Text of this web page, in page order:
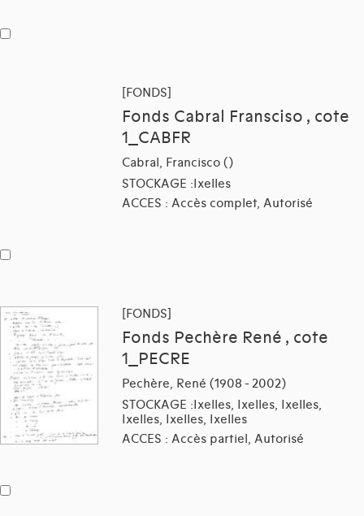
[FONDS]
Fonds Cabral Fransciso , cote
1_CABFR
Cabral, Francisco ()
STOCKAGE :Ixelles
ACCES : Accès complet, Autorisé
[FONDS]
Fonds Pechère René , cote
1_PECRE
Pechère, René (1908 - 2002)
STOCKAGE :Ixelles, Ixelles, Ixelles,
Ixelles, Ixelles, Ixelles
ACCES : Accès partiel, Autorisé